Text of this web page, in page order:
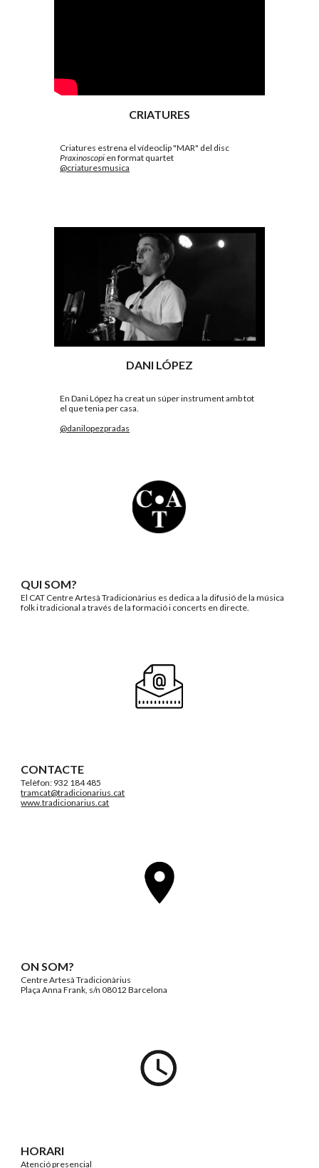
CRIATURES
Praxinoscopi en format quartet
@criaturesmusica
DANI LÓPEZ
En Dani López ha creat un súper instrument amb tot
el que tenia per casa.
@danilopezpradas
QUI SOM?
El CAT Centre Artesà Tradicionàrius es dedica a la difusió de la música
folk i tradicional a través de la formació i concerts en directe.
CONTACTE
Telèfon: 932 184 485
tramcat@tradicionarius.cat
www.tradicionarius.cat
ON SOM?
Centre Artesà Tradicionàrius
Plaça Anna Frank, s/n 08012 Barcelona
HORARI
Atenciópresencial